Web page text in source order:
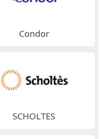
Condor
SCHOLTES